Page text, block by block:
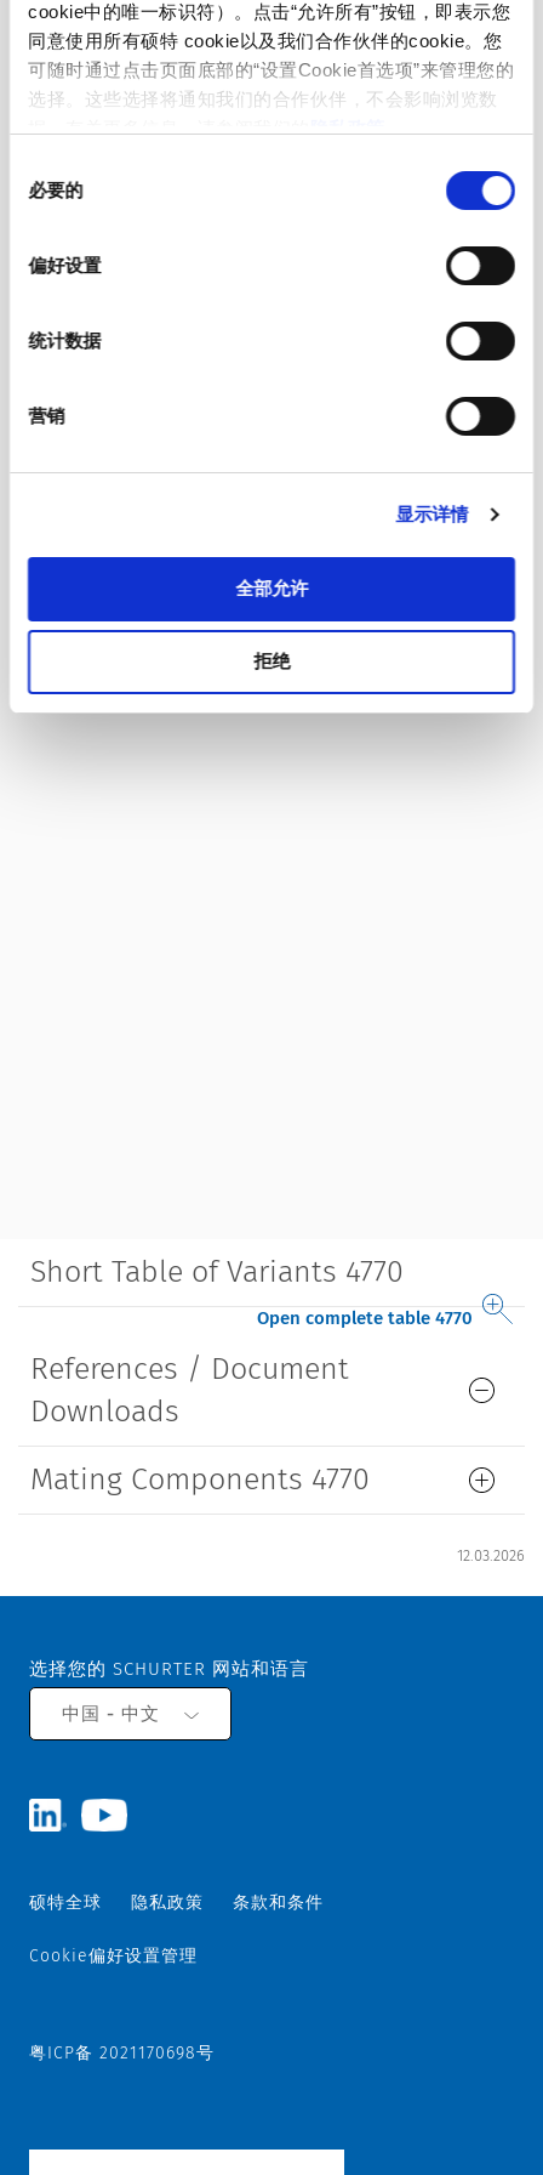
cookie中的唯一标识符）。点击“允许所有”按钮，即表示您
同意使用所有硕特 cookie以及我们合作伙伴的cookie。您
可随时通过点击页面底部的“设置Cookie首选项”来管理您的
选择。这些选择将通知我们的合作伙伴，不会影响浏览数
必要的
偏好设置
统计数据
营销
显示详情
全部允许
拒绝
Allowable Operation Temperature -25 °C to 70 °C
IP-Protection front side IP20 acc. to IEC 60529
Protection against electric shock
Suitable for appliances with protection
J acc. to IEC 60320-1-11
conditions) pin-temperature 70 °C, 16 A,
Protection Class I
Short Table of Variants 4770
Open complete table 4770
References / Document
Downloads
Mating Components 4770
12.03.2026
选择您的 SCHURTER 网站和语言
中国 - 中文
硕特全球 隐私政策 条款和条件
Cookie偏好设置管理
粤ICP备 2021170698号